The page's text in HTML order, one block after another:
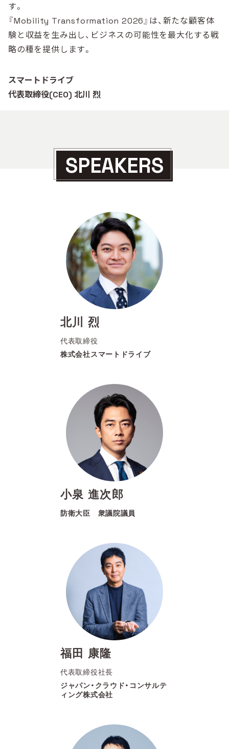
す。
『Mobility Transformation 2026』は、新たな顧客体
験と収益を生み出し、ビジネスの可能性を最大化する戦
略の種を提供します。
スマートドライブ
代表取締役(CEO) 北川 烈
SPEAKERS
北川 烈
代表取締役
株式会社スマートドライブ
小泉 進次郎
防衛大臣 衆議院議員
福田 康隆
代表取締役社長
ジャパン・クラウド・コンサルテ
ィング株式会社